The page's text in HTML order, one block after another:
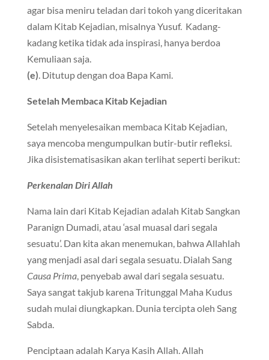
agar bisa meniru teladan dari tokoh yang diceritakan
dalam Kitab Kejadian, misalnya Yusuf. Kadang-
kadang ketika tidak ada inspirasi, hanya berdoa
Kemuliaan saja.
(e). Ditutup dengan doa Bapa Kami.
Setelah Membaca Kitab Kejadian
Setelah menyelesaikan membaca Kitab Kejadian,
saya mencoba mengumpulkan butir-butir refleksi.
Jika disistematisasikan akan terlihat seperti berikut:
Perkenalan Diri Allah
Nama lain dari Kitab Kejadian adalah Kitab Sangkan
Paranign Dumadi, atau ‘asal muasal dari segala
sesuatu’. Dan kita akan menemukan, bahwa Allahlah
yang menjadi asal dari segala sesuatu. Dialah Sang
Causa Prima, penyebab awal dari segala sesuatu.
Saya sangat takjub karena Tritunggal Maha Kudus
sudah mulai diungkapkan. Dunia tercipta oleh Sang
Sabda.
Penciptaan adalah Karya Kasih Allah. Allah